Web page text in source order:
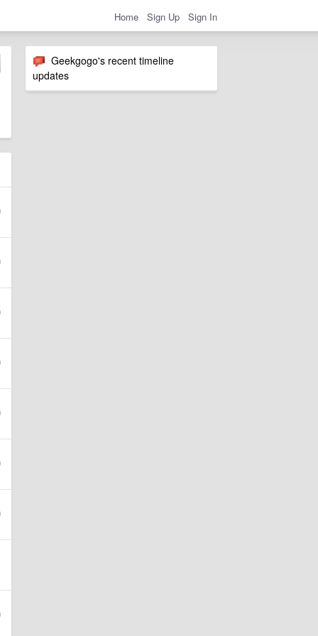
Home Sign Up Sign In
Geekgogo's recent timeline
updates